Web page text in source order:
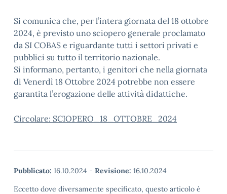
Si comunica che, per l’intera giornata del 18 ottobre
2024, è previsto uno sciopero generale proclamato
da SI COBAS e riguardante tutti i settori privati e
pubblici su tutto il territorio nazionale.
Si informano, pertanto, i genitori che nella giornata
di Venerdì 18 Ottobre 2024 potrebbe non essere
garantita l’erogazione delle attività didattiche.
Circolare: SCIOPERO_18_OTTOBRE_2024
Pubblicato: 16.10.2024 - Revisione: 16.10.2024
Eccetto dove diversamente specificato, questo articolo è